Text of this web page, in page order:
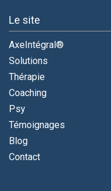
Le site
AxeIntégral®
Solutions
Thérapie
Coaching
Psy
Témoignages
Blog
Contact